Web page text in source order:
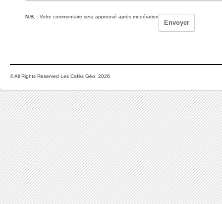
N.B. : Votre commentaire sera approuvé après modération
© All Rights Reserved Les Cafés Géo 2026